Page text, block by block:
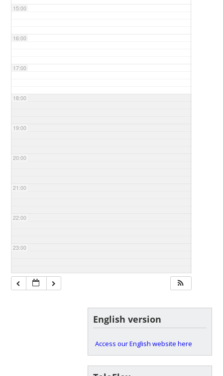
15:00
16:00
17:00
18:00
19:00
20:00
21:00
22:00
23:00
English version
Access our English website here